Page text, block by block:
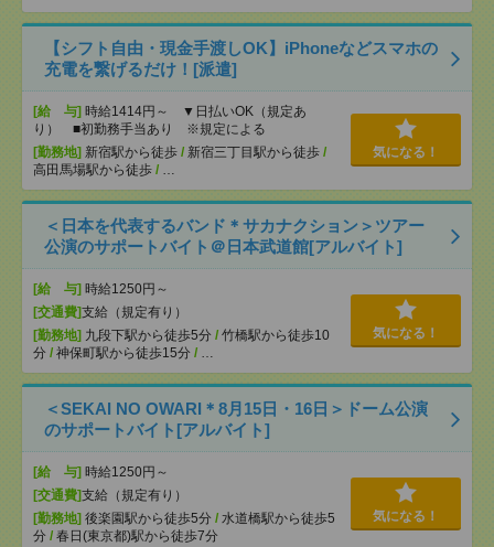
【シフト自由・現金手渡しOK】iPhoneなどスマホの
充電を繋げるだけ！[派遣]
[給 与] 時給1414円～ ▼日払いOK（規定あ
り） ■初勤務手当あり ※規定による
[勤務地] 新宿駅から徒歩 / 新宿三丁目駅から徒歩 /
高田馬場駅から徒歩 / …
気になる！
＜日本を代表するバンド＊サカナクション＞ツアー
公演のサポートバイト＠日本武道館[アルバイト]
[給 与] 時給1250円～
[交通費]支給（規定有り）
[勤務地] 九段下駅から徒歩5分 / 竹橋駅から徒歩10
分 / 神保町駅から徒歩15分 / …
気になる！
＜SEKAI NO OWARI＊8月15日・16日＞ドーム公演
のサポートバイト[アルバイト]
[給 与] 時給1250円～
[交通費]支給（規定有り）
[勤務地] 後楽園駅から徒歩5分 / 水道橋駅から徒歩5
分 / 春日(東京都)駅から徒歩7分
気になる！